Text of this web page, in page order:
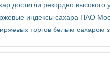
достигли рекордно высокого
индексы сахара ПАО
торгов белым сахаром